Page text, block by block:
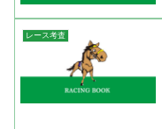
レース考査